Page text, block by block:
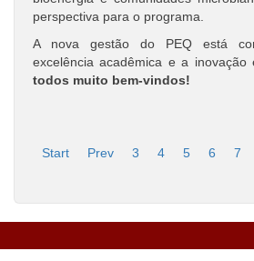
perspectiva para o programa.
A nova gestão do PEQ está
excelência acadêmica e a inovação
todos muito bem-vindos!
Start
Prev 3 4 5 6 7